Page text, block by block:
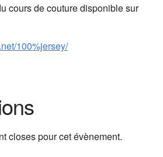
cours de couture disponible sur
100%jersey/
closes pour cet évènement.